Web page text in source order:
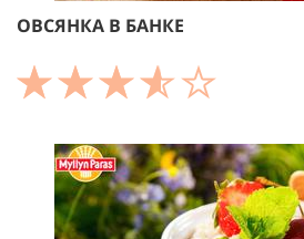
ОВСЯНКА В БАНКЕ